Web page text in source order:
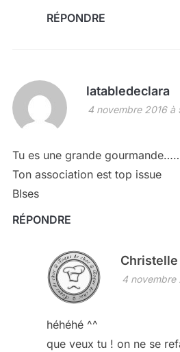
RÉPONDRE
latabledeclara
4 novembre 2016 à
Tu es une grande
Ton association est top issue
BIses
RÉPONDRE
Christelle
4 novembre
héhéhé ^^
que veux tu ! on ne se